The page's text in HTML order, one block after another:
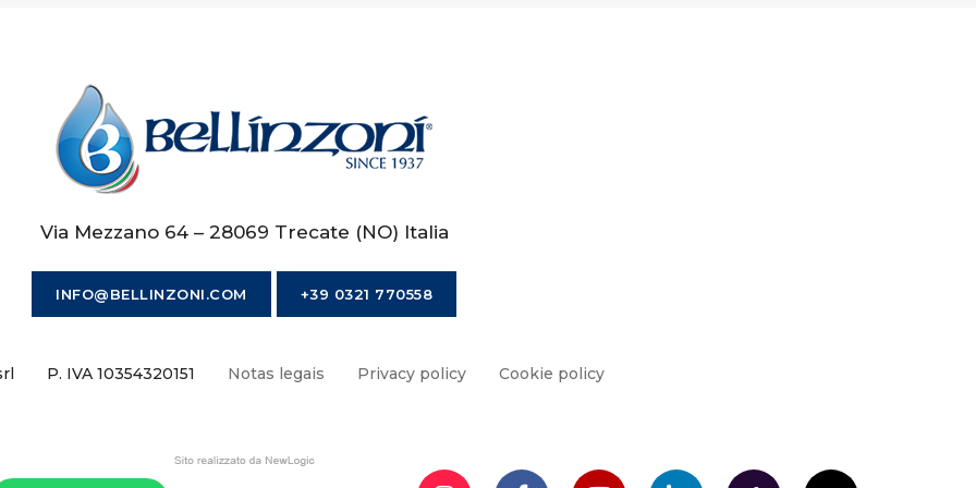
Via Mezzano 64 – 28069 Trecate (NO) Italia
INFO@BELLINZONI.COM +39 0321 770558
P. IVA 10354320151 Notas legais Privacy policy Cookie policy